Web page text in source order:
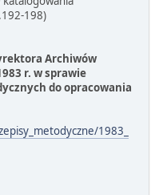
198)
Archiwów
r. w sprawie
do opracowania
1983_